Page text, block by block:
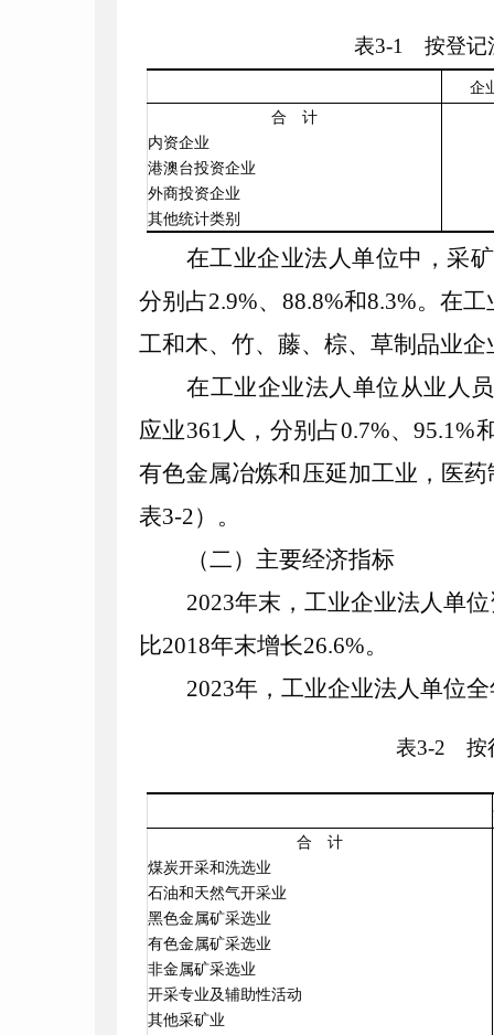
表3-1 按登记
企
合 计
内资企业
港澳台投资企业
外商投资企业
其他统计类别
在工业企业法人单位中，采
分别占2.9%、 88.8%和8.3%。在
工和木、竹、藤、棕、草制品业企
在工业企业法人单位从业人
应业361 人，分别占0.7%、95.1%
有色金属冶炼和压延加工业， 医药
表3-2）。
（二）主要经济指标
2023年末，工业企业法人单
比2018年末增长26.6%。
2023年，工业企业法人单位
表3-2 按
合 计
煤炭开采和洗选业
石油和天然气开采业
黑色金属矿采选业
有色金属矿采选业
非金属矿采选业
开采专业及辅助性活动
其他采矿业